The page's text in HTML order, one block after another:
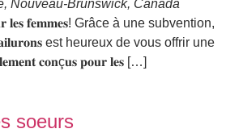
Nouveau-Brunswick, Canada
𝐥𝐞𝐬 𝐟𝐞𝐦𝐦𝐞𝐬! Grâce à une subvention,
est heureux de vous offrir une
𝐜𝐨𝐧ç𝐮𝐬 𝐩𝐨𝐮𝐫 𝐥𝐞𝐬 […]
soeurs